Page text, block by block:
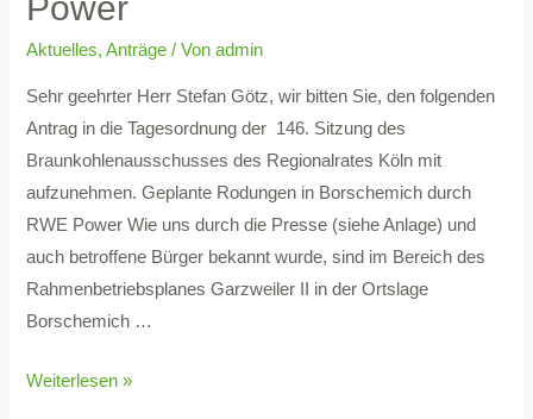
Power
Aktuelles,Anträge / Vonadmin
Sehr geehrter Herr Stefan Götz, wir bitten Sie, den folgenden
Antrag in die Tagesordnung der 146. Sitzung des
Braunkohlenausschusses des Regionalrates Köln mit
aufzunehmen. Geplante Rodungen in Borschemich durch
RWE Power Wie uns durch die Presse (siehe Anlage) und
auch betroffene Bürger bekannt wurde, sind im Bereich des
Rahmenbetriebsplanes Garzweiler II in der Ortslage
Borschemich …
Weiterlesen »